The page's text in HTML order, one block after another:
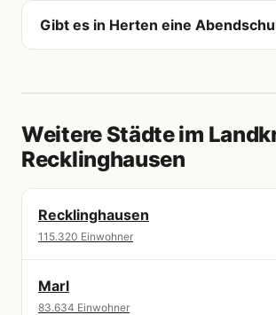
Gibt es in Herten eine
Weitere Städte im
Recklinghausen
Recklinghausen
115.320 Einwohner
Marl
83.634 Einwohner